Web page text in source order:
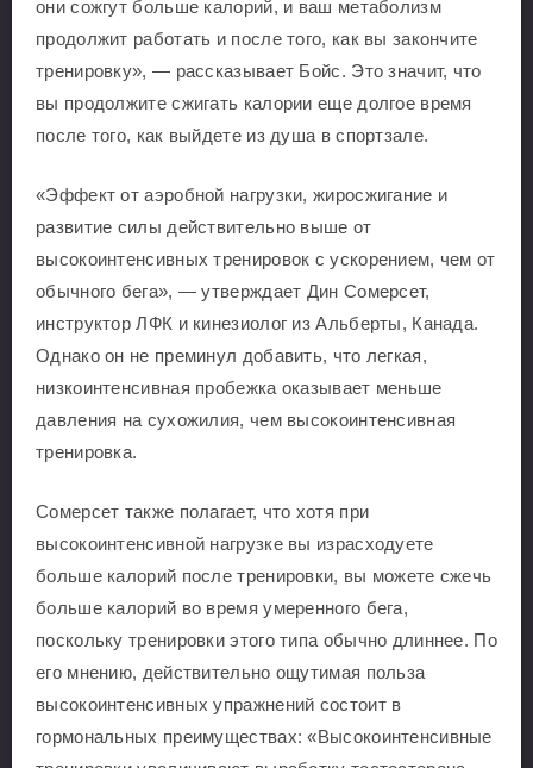
они сожгут больше калорий, и ваш метаболизм
продолжит работать и после того, как вы закончите
тренировку», — рассказывает Бойс. Это значит, что
вы продолжите сжигать калории еще долгое время
после того, как выйдете из душа в спортзале.
«Эффект от аэробной нагрузки, жиросжигание и
развитие силы действительно выше от
высокоинтенсивных тренировок с ускорением, чем от
обычного бега», — утверждает Дин Сомерсет,
инструктор ЛФК и кинезиолог из Альберты, Канада.
Однако он не преминул добавить, что легкая,
низкоинтенсивная пробежка оказывает меньше
давления на сухожилия, чем высокоинтенсивная
тренировка.
Сомерсет также полагает, что хотя при
высокоинтенсивной нагрузке вы израсходуете
больше калорий после тренировки, вы можете сжечь
больше калорий во время умеренного бега,
поскольку тренировки этого типа обычно длиннее. По
его мнению, действительно ощутимая польза
высокоинтенсивных упражнений состоит в
гормональных преимуществах: «Высокоинтенсивные